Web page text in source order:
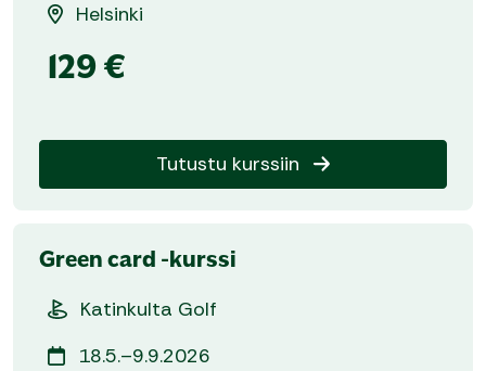
Helsinki
129 €
Tutustu kurssiin
Green card -kurssi
Katinkulta Golf
18.5.–9.9.2026